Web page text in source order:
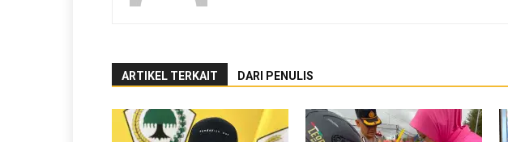
ARTIKEL TERKAIT DARI PENULIS